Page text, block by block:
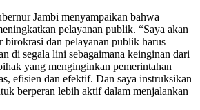
Jambi menyampaikan bahwa
pelayanan publik. “Saya akan
birokrasi dan pelayanan publik harus
di segala lini sebagaimana keinginan dari
yang menginginkan pemerintahan
efisien dan efektif. Dan saya instruksikan
berperan lebih aktif dalam menjalankan